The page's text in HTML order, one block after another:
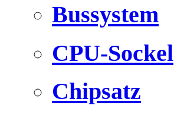
Bussystem
CPU-Sockel
Chipsatz